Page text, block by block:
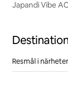
Japandi Vibe
Resmål i